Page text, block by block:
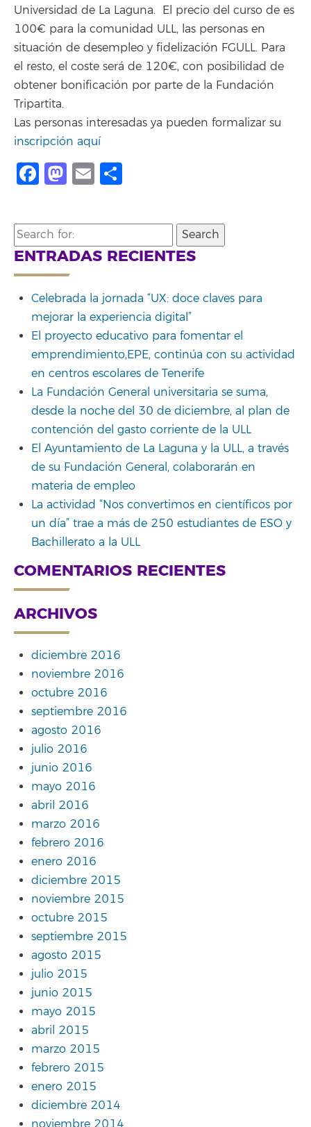
Universidad de La Laguna. El precio del curso de es
100€ para la comunidad ULL, las personas en
situación de desempleo y fidelización FGULL. Para
el resto, el coste será de 120€, con posibilidad de
obtener bonificación por parte de la Fundación
Tripartita.
Las personas interesadas ya pueden formalizar su
inscripción aquí
Facebook
Mastodon
Email
Search
for:
ENTRADAS RECIENTES
Celebrada la jornada “UX: doce claves para
mejorar la experiencia digital”
El proyecto educativo para fomentar el
emprendimiento,EPE, continúa con su actividad
en centros escolares de Tenerife
La Fundación General universitaria se suma,
desde la noche del 30 de diciembre, al plan de
contención del gasto corriente de la ULL
El Ayuntamiento de La Laguna y la ULL, a través
de su Fundación General, colaborarán en
materia de empleo
La actividad “Nos convertimos en científicos por
un día” trae a más de 250 estudiantes de ESO y
Bachillerato a la ULL
COMENTARIOS RECIENTES
ARCHIVOS
diciembre 2016
noviembre 2016
octubre 2016
septiembre 2016
agosto 2016
julio 2016
junio 2016
mayo 2016
abril 2016
marzo 2016
febrero 2016
enero 2016
diciembre 2015
noviembre 2015
octubre 2015
septiembre 2015
agosto 2015
julio 2015
junio 2015
mayo 2015
abril 2015
marzo 2015
febrero 2015
enero 2015
diciembre 2014